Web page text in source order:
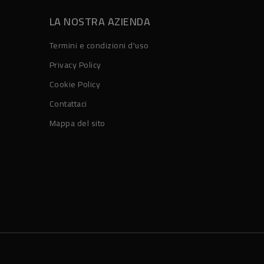
LA NOSTRA AZIENDA
Termini e condizioni d'uso
Privacy Policy
Cookie Policy
Contattaci
Mappa del sito